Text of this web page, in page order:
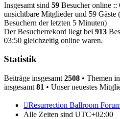
Insgesamt sind 59 Besucher online ::
unsichtbare Mitglieder und 59 Gäste
Besuchern der letzten 5 Minuten)
Der Besucherrekord liegt bei 913
03:50 gleichzeitig online waren.
Statistik
Beiträge insgesamt 2508 • Themen
insgesamt 81 • Unser neuestes
Resurrection Ballroom
Alle Zeiten sind UTC+02:00